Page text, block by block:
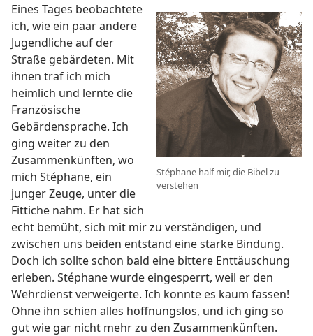
Stéphane half mir, die Bibel zu
verstehen
Eines Tages beobachtete
ich, wie ein paar andere
Jugendliche auf der
Straße gebärdeten. Mit
ihnen traf ich mich
heimlich und lernte die
Französische
Gebärdensprache. Ich
ging weiter zu den
Zusammenkünften, wo
mich Stéphane, ein
junger Zeuge, unter die
Fittiche nahm. Er hat sich
echt bemüht, sich mit mir zu verständigen, und
zwischen uns beiden entstand eine starke Bindung.
Doch ich sollte schon bald eine bittere Enttäuschung
erleben. Stéphane wurde eingesperrt, weil er den
Wehrdienst verweigerte. Ich konnte es kaum fassen!
Ohne ihn schien alles hoffnungslos, und ich ging so
gut wie gar nicht mehr zu den Zusammenkünften.